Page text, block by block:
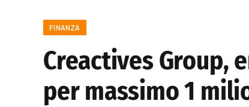
FINANZA
Creactives Group,
per massimo 1